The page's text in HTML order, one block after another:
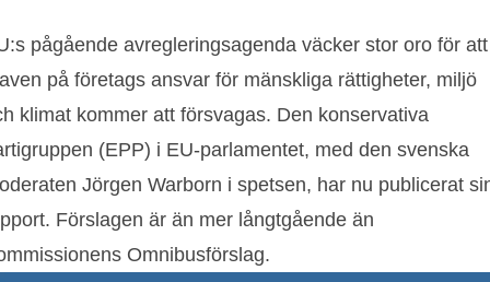
pågående avregleringsagenda väcker stor oro för att
på företags ansvar för mänskliga rättigheter, miljö
klimat kommer att försvagas. Den konservativa
(EPP) i EU-parlamentet, med den svenska
Jörgen Warborn i spetsen, har nu publicerat
Förslagen är än mer långtgående än
Omnibusförslag.